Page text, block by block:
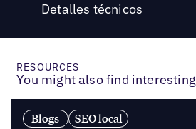
Detalles técnicos
RESOURCES
You might also find interesting
Blogs SEO local